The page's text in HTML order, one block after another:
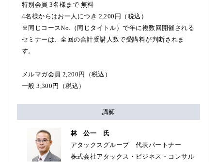
特別会員 3名様まで 無料
4名様からはお一人につき 2,200円（税込）
※同じコースNo.（同じタイトル）で年に複数回開催される
セミナーは、全回の合計受講人数で受講料が判断されま
す。
メルマガ会員 2,200円（税込）
一般 3,300円（税込）
講師
林 公一 氏
アタックスグループ 代表パートナー
株式会社アタックス・ビジネス・コンサル